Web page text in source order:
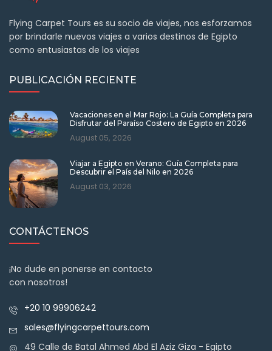
Flying Carpet Tours es su socio de viajes, nos esforzamos
por brindarle nuevos viajes a varios destinos de Egipto
como entusiastas de los viajes
PUBLICACIÓN RECIENTE
Vacaciones en el Mar Rojo: La Guía Completa para
Disfrutar del Paraíso Costero de Egipto en 2026
August 05, 2026
Viajar a Egipto en Verano: Guía Completa para
Descubrir el País del Nilo en 2026
August 03, 2026
CONTÁCTENOS
¡No dude en ponerse en contacto
con nosotros!
+20 10 99906242
sales@flyingcarpettours.com
49 Calle de Batal Ahmed Abd El Aziz Giza - Egipto